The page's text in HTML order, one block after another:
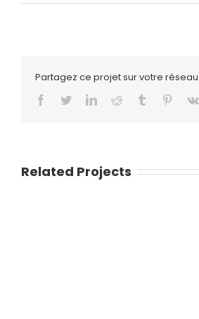
Partagez ce projet sur votre
Facebook
TwitterLinkedInReddit Tumblr
Related Projects